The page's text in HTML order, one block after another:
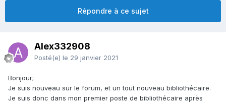
Répondre à ce sujet
Alex332908
Posté(e) le 29 janvier 2021
Bonjour;
Je suis nouveau sur le forum, et un tout nouveau bibliothécaire.
Je suis donc dans mon premier poste de bibliothécaire après